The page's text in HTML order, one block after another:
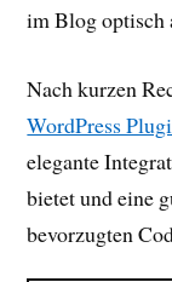
im Blog optisch
Nach kurzen
WordPress
elegante
bietet und eine
bevorzugten